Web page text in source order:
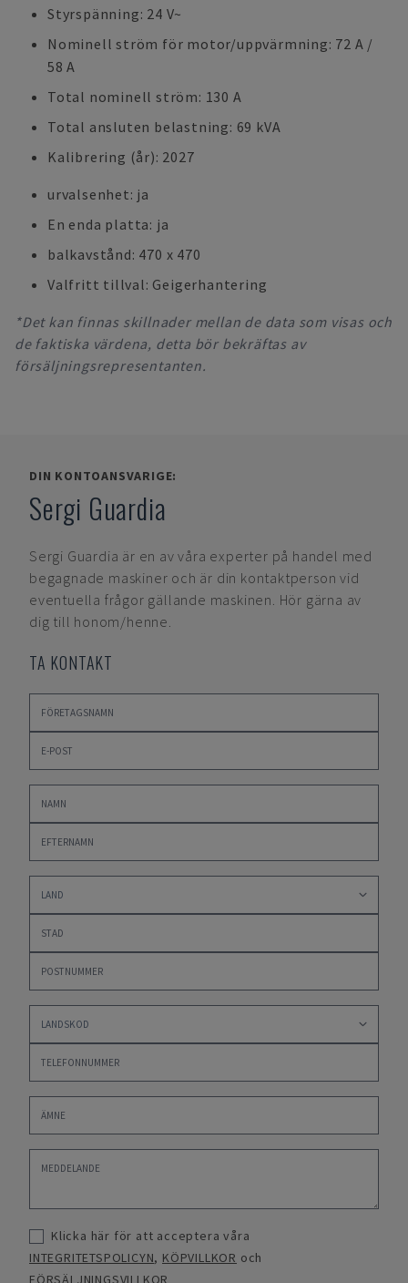
Styrspänning: 24 V~
Nominell ström för motor/uppvärmning: 72 A /
58 A
Total nominell ström: 130 A
Total ansluten belastning: 69 kVA
Kalibrering (år): 2027
urvalsenhet: ja
En enda platta: ja
balkavstånd: 470 x 470
Valfritt tillval: Geigerhantering
*Det kan finnas skillnader mellan de data som visas och
de faktiska värdena, detta bör bekräftas av
försäljningsrepresentanten.
DIN KONTOANSVARIGE:
Sergi Guardia
Sergi Guardia är en av våra experter på handel med
begagnade maskiner och är din kontaktperson vid
eventuella frågor gällande maskinen. Hör gärna av
dig till honom/henne.
TA KONTAKT
Klicka här för att acceptera våra
INTEGRITETSPOLICYN, KÖPVILLKOR och
FÖRSÄLJNINGSVILLKOR